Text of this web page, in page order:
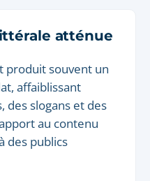
atténue
produit souvent un
affaiblissant
des slogans et des
au contenu
des publics